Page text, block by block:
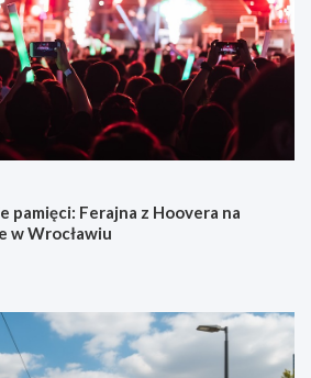
pamięci: Ferajna z Hoovera na
w Wrocławiu